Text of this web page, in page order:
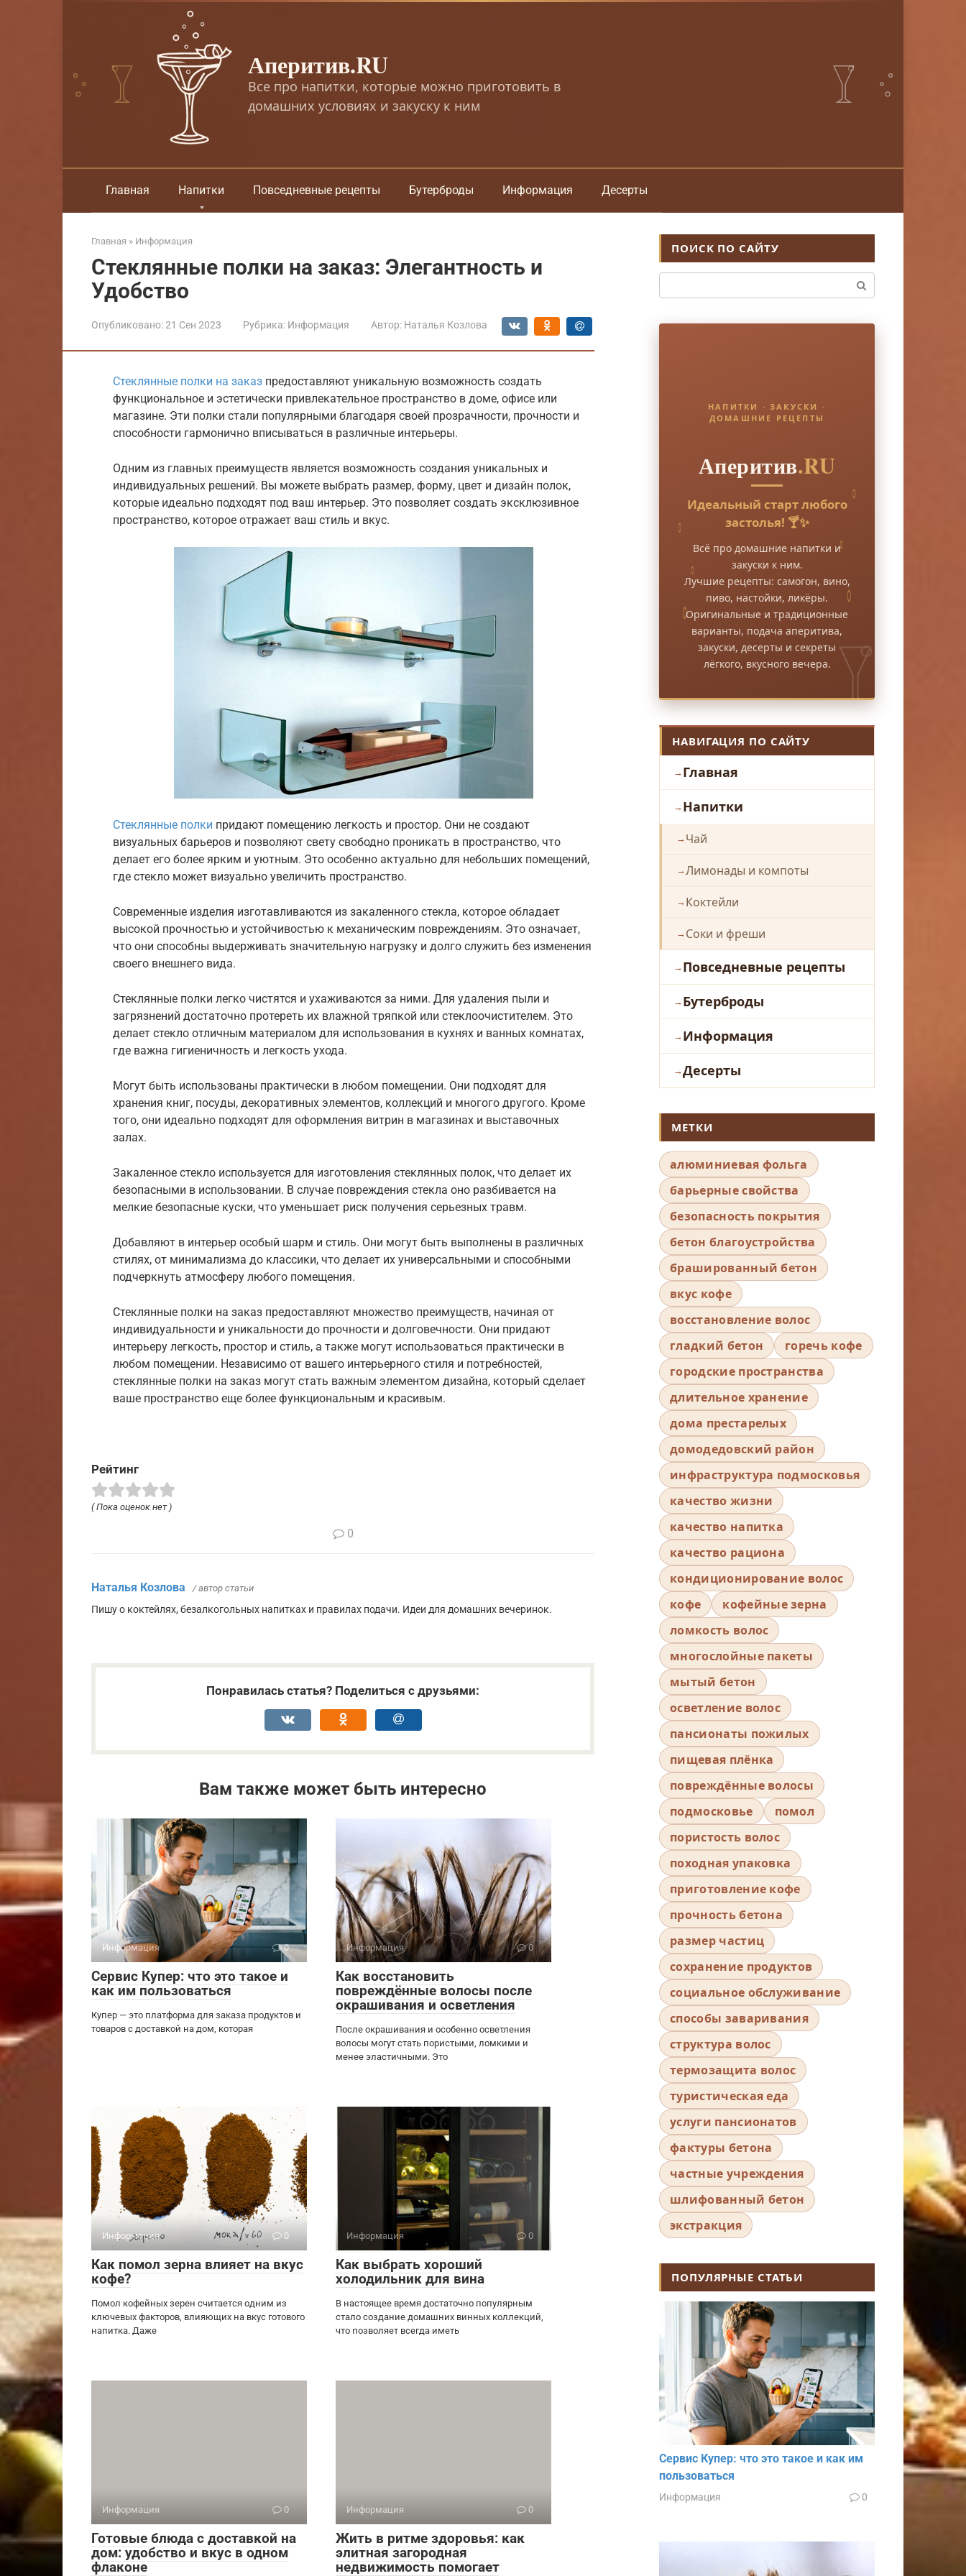
Аперитив.RU
Все про напитки, которые можно приготовить в
домашних условиях и закуску к ним
Главная Напитки Повседневные рецепты Бутерброды Информация Десерты
Главная » Информация
Стеклянные полки на заказ: Элегантность и
Удобство
Опубликовано:21 Сен 2023 Рубрика: Информация Автор: Наталья Козлова
Стеклянные полки на заказ предоставляют уникальную возможность создать
функциональное и эстетически привлекательное пространство в доме, офисе или
магазине. Эти полки стали популярными благодаря своей прозрачности, прочности и
способности гармонично вписываться в различные интерьеры.
Одним из главных преимуществ является возможность создания уникальных и
индивидуальных решений. Вы можете выбрать размер, форму, цвет и дизайн полок,
которые идеально подходят под ваш интерьер. Это позволяет создать эксклюзивное
пространство, которое отражает ваш стиль и вкус.
Стеклянные полки придают помещению легкость и простор. Они не создают
визуальных барьеров и позволяют свету свободно проникать в пространство, что
делает его более ярким и уютным. Это особенно актуально для небольших помещений,
где стекло может визуально увеличить пространство.
Современные изделия изготавливаются из закаленного стекла, которое обладает
высокой прочностью и устойчивостью к механическим повреждениям. Это означает,
что они способны выдерживать значительную нагрузку и долго служить без изменения
своего внешнего вида.
Стеклянные полки легко чистятся и ухаживаются за ними. Для удаления пыли и
загрязнений достаточно протереть их влажной тряпкой или стеклоочистителем. Это
делает стекло отличным материалом для использования в кухнях и ванных комнатах,
где важна гигиеничность и легкость ухода.
Могут быть использованы практически в любом помещении. Они подходят для
хранения книг, посуды, декоративных элементов, коллекций и многого другого. Кроме
того, они идеально подходят для оформления витрин в магазинах и выставочных
залах.
Закаленное стекло используется для изготовления стеклянных полок, что делает их
безопасными в использовании. В случае повреждения стекла оно разбивается на
мелкие безопасные куски, что уменьшает риск получения серьезных травм.
Добавляют в интерьер особый шарм и стиль. Они могут быть выполнены в различных
стилях, от минимализма до классики, что делает их универсальными и способными
подчеркнуть атмосферу любого помещения.
Стеклянные полки на заказ предоставляют множество преимуществ, начиная от
индивидуальности и уникальности до прочности и долговечности. Они придают
интерьеру легкость, простор и стиль, а также могут использоваться практически в
любом помещении. Независимо от вашего интерьерного стиля и потребностей,
стеклянные полки на заказ могут стать важным элементом дизайна, который сделает
ваше пространство еще более функциональным и красивым.
Рейтинг
( Пока оценок нет )
0
Наталья Козлова / автор статьи
Пишу о коктейлях, безалкогольных напитках и правилах подачи. Идеи для домашних вечеринок.
Понравилась статья? Поделиться с друзьями:
Вам также может быть интересно
Информация 0
Сервис Купер: что это такое и
как им пользоваться
Купер — это платформа для заказа продуктов и
товаров с доставкой на дом, которая
Информация 0
Как восстановить
повреждённые волосы после
окрашивания и осветления
После окрашивания и особенно осветления
волосы могут стать пористыми, ломкими и
менее эластичными. Это
Информация 0
Как помол зерна влияет на вкус
кофе?
Помол кофейных зерен считается одним из
ключевых факторов, влияющих на вкус готового
напитка. Даже
Информация 0
Как выбрать хороший
холодильник для вина
В настоящее время достаточно популярным
стало создание домашних винных коллекций,
что позволяет всегда иметь
Информация 0
Готовые блюда с доставкой на
дом: удобство и вкус в одном
флаконе
Информация 0
Жить в ритме здоровья: как
элитная загородная
недвижимость помогает
ПОИСК ПО САЙТУ
НАПИТКИ · ЗАКУСКИ ·
ДОМАШНИЕ РЕЦЕПТЫ
Аперитив.RU
Идеальный старт любого
застолья! 🍸✨
Всё про домашние напитки и
закуски к ним.
Лучшие рецепты: самогон, вино,
пиво, настойки, ликёры.
Оригинальные и традиционные
варианты, подача аперитива,
закуски, десерты и секреты
лёгкого, вкусного вечера.
НАВИГАЦИЯ ПО САЙТУ
Главная
Напитки
Чай
Лимонады и компоты
Коктейли
Соки и фреши
Повседневные рецепты
Бутерброды
Информация
Десерты
МЕТКИ
алюминиевая фольга
барьерные свойства
безопасность покрытия
бетон благоустройства
брашированный бетон
вкус кофе
восстановление волос
гладкий бетон
горечь кофе
городские пространства
длительное хранение
дома престарелых
домодедовский район
инфраструктура подмосковья
качество жизни
качество напитка
качество рациона
кондиционирование волос
кофе
кофейные зерна
ломкость волос
многослойные пакеты
мытый бетон
осветление волос
пансионаты пожилых
пищевая плёнка
повреждённые волосы
подмосковье
помол
пористость волос
походная упаковка
приготовление кофе
прочность бетона
размер частиц
сохранение продуктов
социальное обслуживание
способы заваривания
структура волос
термозащита волос
туристическая еда
услуги пансионатов
фактуры бетона
частные учреждения
шлифованный бетон
экстракция
ПОПУЛЯРНЫЕ СТАТЬИ
Сервис Купер: что это такое и как им
пользоваться
Информация 0